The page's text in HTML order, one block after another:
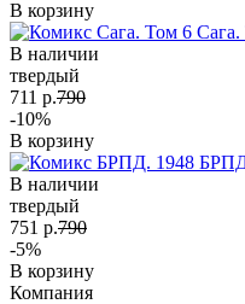
В корзину
В наличии
твердый
711 р.790
-10%
В корзину
В наличии
твердый
751 р.790
-5%
В корзину
Компания